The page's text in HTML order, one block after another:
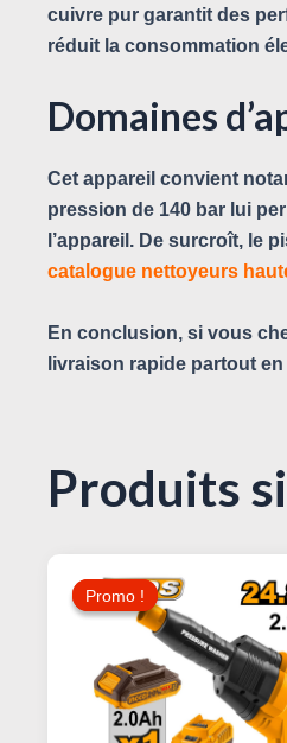
cuivre pur garantit des
réduit la consommation
Domaines
Cet appareil convient
pression de 140 bar lui
l’appareil. De surcroît, le
catalogue nettoyeurs
En conclusion, si vous
livraison rapide partout
Produits
Promo !
Promo !
Prix
Initial
Était :